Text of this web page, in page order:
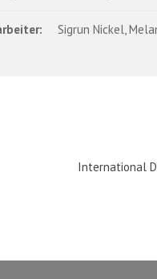
Sigrun Nickel,
International